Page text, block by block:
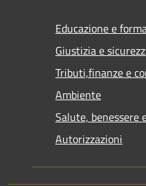
Educazione e
Giustizia e
Tributi,finanze e
Ambiente
Salute, benessere
Autorizzazioni